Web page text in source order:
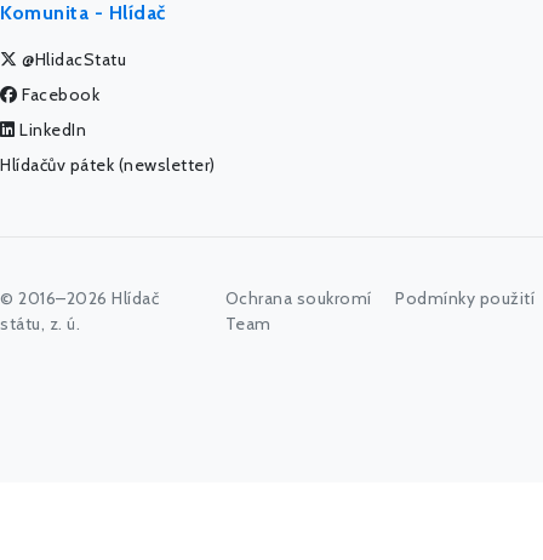
Komunita - Hlídač
@HlidacStatu
Facebook
LinkedIn
Hlídačův pátek (newsletter)
© 2016–2026 Hlídač
státu, z. ú.
Ochrana soukromí
Podmínky použití
Team